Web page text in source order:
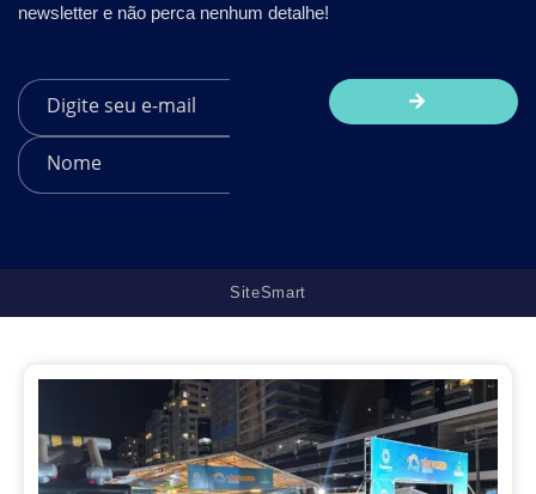
newsletter e não perca nenhum detalhe!
SiteSmart